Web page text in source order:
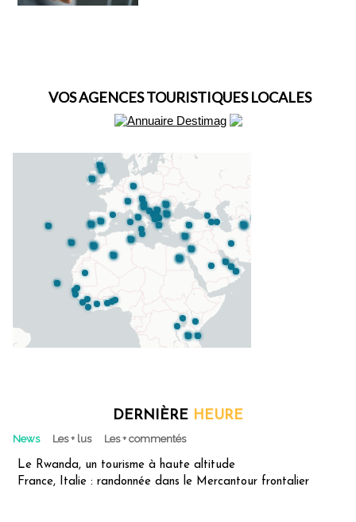
VOS AGENCES TOURISTIQUES LOCALES
DERNIÈRE HEURE
News Les + lus Les + commentés
Le Rwanda, un tourisme à haute altitude
France, Italie : randonnée dans le Mercantour frontalier